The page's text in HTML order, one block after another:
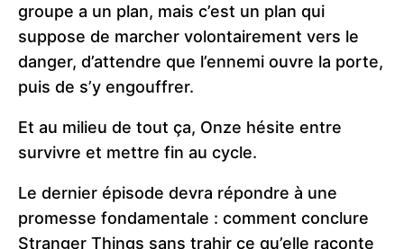
groupe a un plan, mais c’est un plan qui
suppose de marcher volontairement vers le
danger, d’attendre que l’ennemi ouvre la porte,
puis de s’y engouffrer.
Et au milieu de tout ça, Onze hésite entre
survivre et mettre fin au cycle.
Le dernier épisode devra répondre à une
promesse fondamentale : comment conclure
Stranger Things sans trahir ce qu’elle raconte